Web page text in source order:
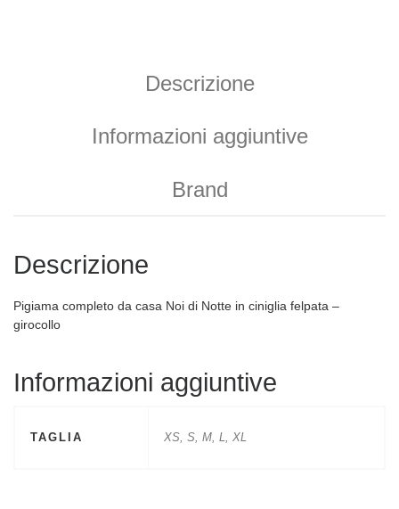
Descrizione
Informazioni aggiuntive
Brand
Descrizione
Pigiama completo da casa Noi di Notte in ciniglia felpata –
girocollo
Informazioni aggiuntive
TAGLIA XS, S, M, L, XL